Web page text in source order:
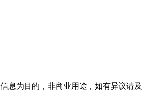
息为目的，非商业用途，如有异议请及